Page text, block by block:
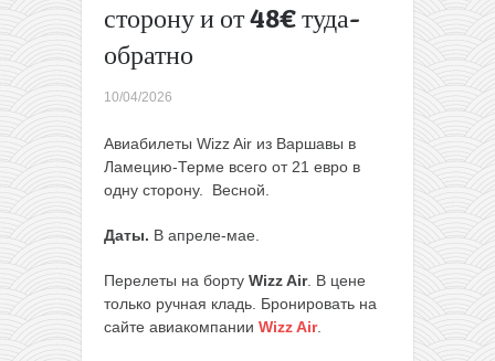
сторону и от 48€ туда-
обратно
10/04/2026
Авиабилеты Wizz Air из Варшавы в
Ламецию-Терме всего от 21 евро в
одну сторону. Весной.
Даты. В апреле-мае.
Перелеты на борту Wizz Air. В цене
только ручная кладь. Бронировать на
сайте авиакомпании Wizz Air.